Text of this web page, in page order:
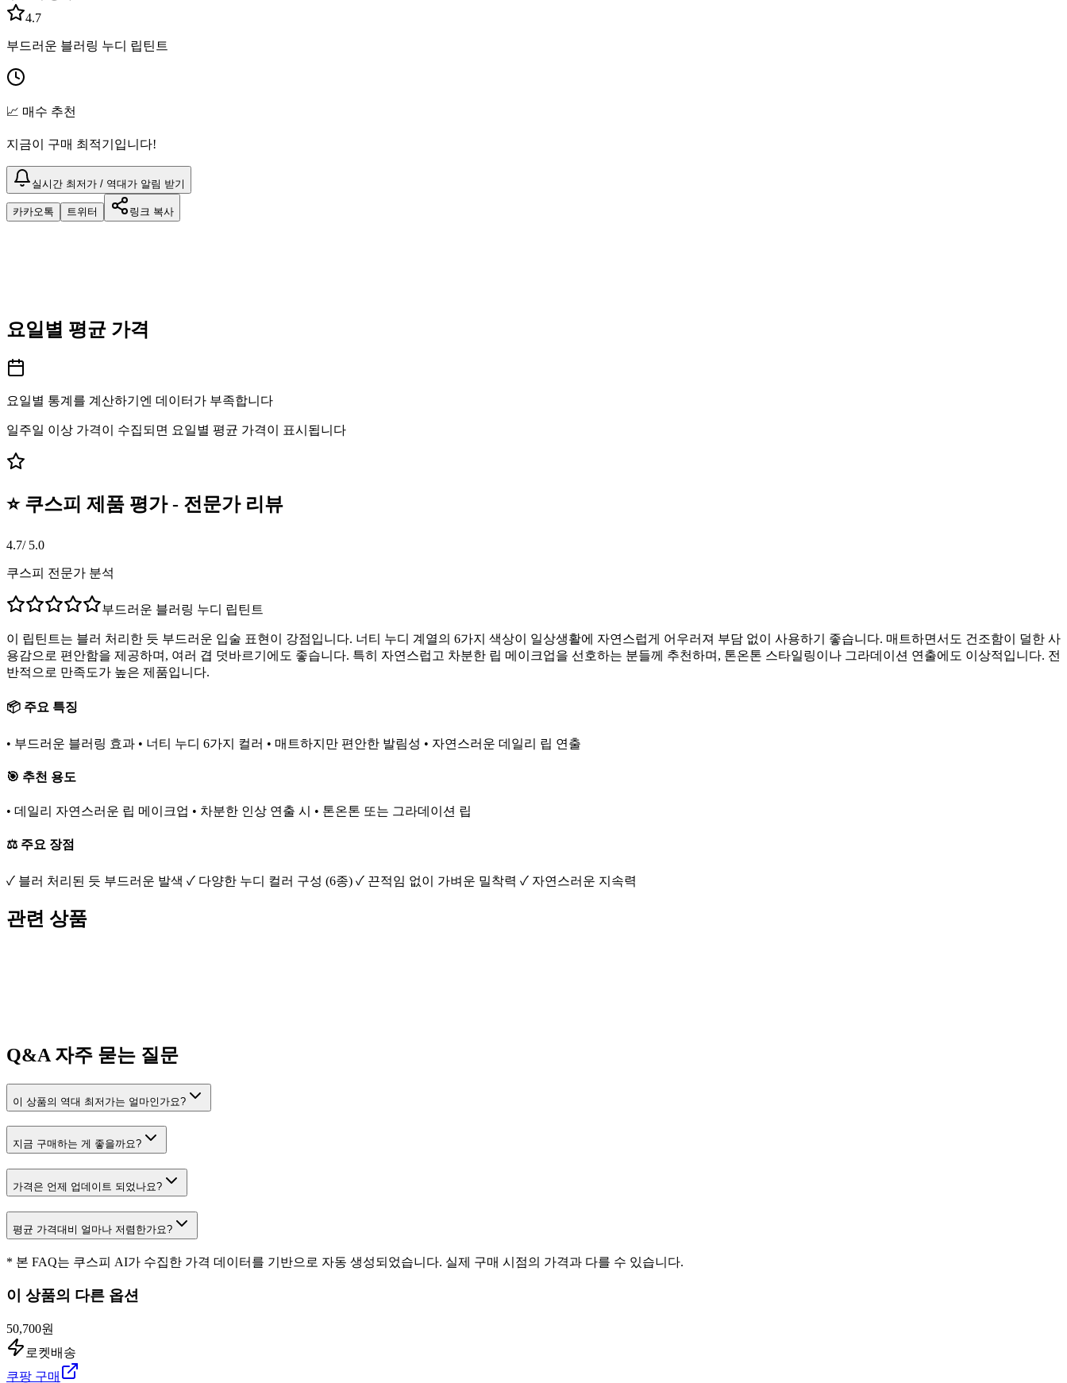
4.7
부드러운 블러링 누디 립틴트
📈 매수 추천
지금이 구매 최적기입니다!
실시간 최저가 / 역대가 알림 받기
카카오톡 트위터 링크 복사
요일별 평균 가격
요일별 통계를 계산하기엔 데이터가 부족합니다
일주일 이상 가격이 수집되면 요일별 평균 가격이 표시됩니다
⭐ 쿠스피 제품 평가 - 전문가 리뷰
4.7/ 5.0
쿠스피 전문가 분석
부드러운 블러링 누디 립틴트
이 립틴트는 블러 처리한 듯 부드러운 입술 표현이 강점입니다. 너티 누디 계열의 6가지 색상이 일상생활에 자연스럽게 어우러져 부담 없이 사용하기 좋습니다. 매트하면서도 건조함이 덜한 사
용감으로 편안함을 제공하며, 여러 겹 덧바르기에도 좋습니다. 특히 자연스럽고 차분한 립 메이크업을 선호하는 분들께 추천하며, 톤온톤 스타일링이나 그라데이션 연출에도 이상적입니다. 전
반적으로 만족도가 높은 제품입니다.
📦 주요 특징
• 부드러운 블러링 효과 • 너티 누디 6가지 컬러 • 매트하지만 편안한 발림성 • 자연스러운 데일리 립 연출
🎯 추천 용도
• 데일리 자연스러운 립 메이크업 • 차분한 인상 연출 시 • 톤온톤 또는 그라데이션 립
⚖️ 주요 장점
✓ 블러 처리된 듯 부드러운 발색 ✓ 다양한 누디 컬러 구성 (6종) ✓ 끈적임 없이 가벼운 밀착력 ✓ 자연스러운 지속력
관련 상품
Q&A 자주 묻는 질문
이 상품의 역대 최저가는 얼마인가요?
지금 구매하는 게 좋을까요?
가격은 언제 업데이트 되었나요?
평균 가격대비 얼마나 저렴한가요?
* 본 FAQ는 쿠스피 AI가 수집한 가격 데이터를 기반으로 자동 생성되었습니다. 실제 구매 시점의 가격과 다를 수 있습니다.
이 상품의 다른 옵션
50,700원
로켓배송
쿠팡 구매